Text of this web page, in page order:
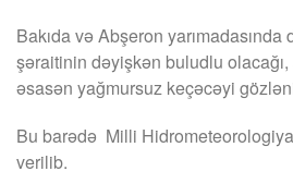
Bakıda və Abşeron yarımadasında
şəraitinin dəyişkən buludlu olacağı,
əsasən yağmursuz keçəcəyi
Bu barədə Milli
verilib.